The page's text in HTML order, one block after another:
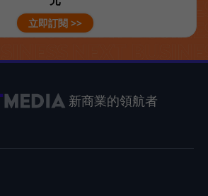
立即訂閱 >>
新商業的領航者